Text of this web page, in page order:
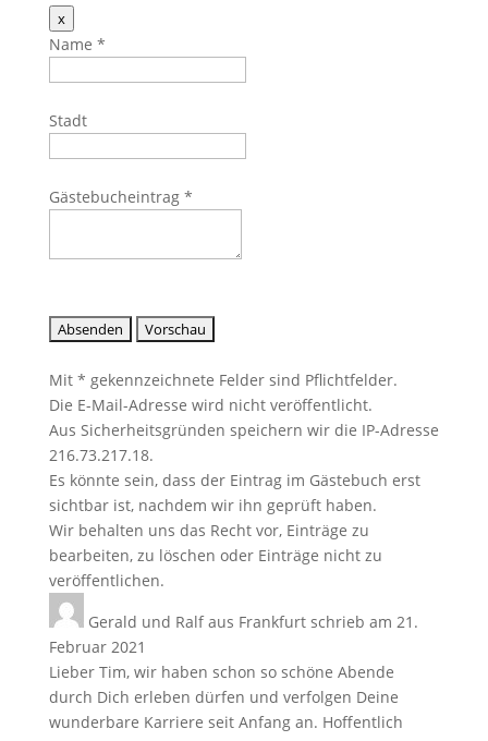
xDieses
Formular
ausblenden
Name *
Stadt
Gästebucheintrag *
Mit * gekennzeichnete Felder sind Pflichtfelder.
Die E-Mail-Adresse wird nicht veröffentlicht.
Aus Sicherheitsgründen speichern wir die IP-Adresse
216.73.217.18.
Es könnte sein, dass der Eintrag im Gästebuch erst
sichtbar ist, nachdem wir ihn geprüft haben.
Wir behalten uns das Recht vor, Einträge zu
bearbeiten, zu löschen oder Einträge nicht zu
veröffentlichen.
Gerald und Ralfaus Frankfurt schrieb am 21.
Februar 2021
Lieber Tim, wir haben schon so schöne Abende
durch Dich erleben dürfen und verfolgen Deine
wunderbare Karriere seit Anfang an. Hoffentlich